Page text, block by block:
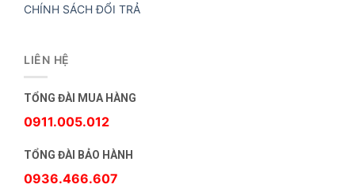
CHÍNH SÁCH ĐỔI TRẢ
LIÊN HỆ
TỔNG ĐÀI MUA HÀNG
0911.005.012
TỔNG ĐÀI BẢO HÀNH
0936.466.607